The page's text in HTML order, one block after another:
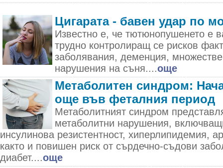
Цигарата - бавен удар по
Известно е, че тютюнопушенето е
трудно контролиращ се рисков
заболявания, деменция,
нарушения на съня....още
Метаболитен синдром:
още във феталния период
Метаболитният синдром
метаболитни нарушения,
инсулинова резистентност, хиперлипидемия,
както и повишен риск от сърдечно-съдови
диабет....още